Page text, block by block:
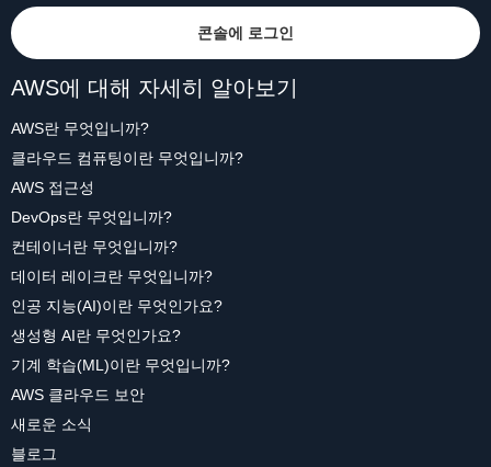
콘솔에 로그인
AWS에 대해 자세히 알아보기
AWS란 무엇입니까?
클라우드 컴퓨팅이란 무엇입니까?
AWS 접근성
DevOps란 무엇입니까?
컨테이너란 무엇입니까?
데이터 레이크란 무엇입니까?
인공 지능(AI)이란 무엇인가요?
생성형 AI란 무엇인가요?
기계 학습(ML)이란 무엇입니까?
AWS 클라우드 보안
새로운 소식
블로그